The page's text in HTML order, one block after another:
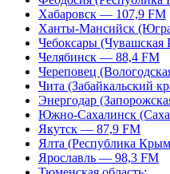
Хабаровск — 107,9 FM
Ханты-Мансийск
Чебоксары
Челябинск — 88,4 FM
Череповец
Чита (Забайкальский
Энергодар
Южно-Сахалинск
Якутск — 87,9 FM
Ялта (Республика
Ярославль — 98,3 FM